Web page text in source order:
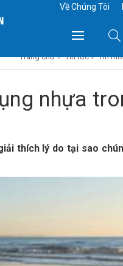
Về Chúng Tôi
Trang chủ Tin tức Tin
nhựa
thích lý do tại sao